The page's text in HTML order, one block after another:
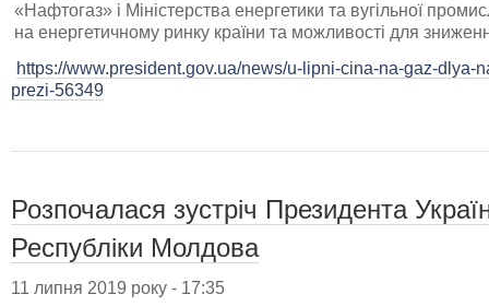
«Нафтогаз» і Міністерства енергетики та вугільної
на енергетичному ринку країни та можливості для
https://www.president.gov.ua/news/u-lipni-cina-na-gaz-dlya-
prezi-56349
Розпочалася зустріч Президента
Республіки Молдова
11 липня 2019 року - 17:35